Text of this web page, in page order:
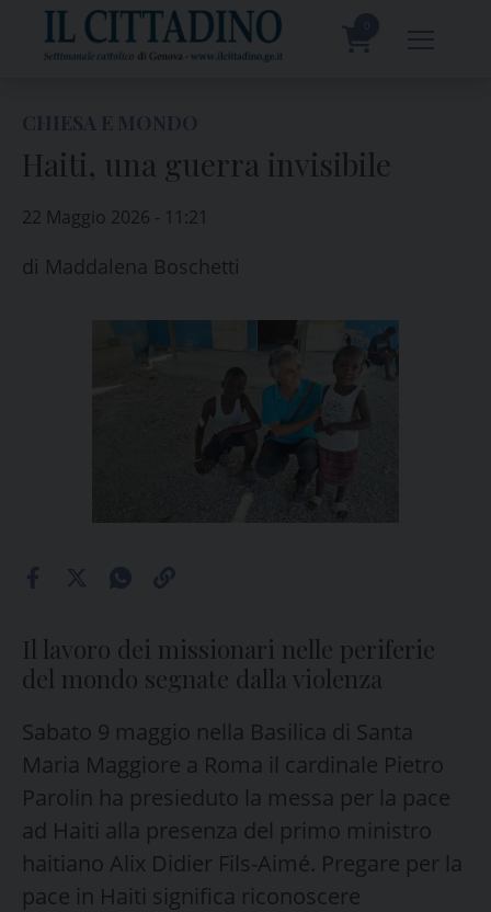
content
Haiti, una guerra invisibile
22 Maggio 2026 - 11:21
di Maddalena Boschetti
Il lavoro dei missionari nelle periferie
del mondo segnate dalla violenza
Sabato 9 maggio nella Basilica di Santa
Maria Maggiore a Roma il cardinale Pietro
Parolin ha presieduto la messa per la pace
ad Haiti alla presenza del primo ministro
haitiano Alix Didier Fils-Aimé. Pregare per la
pace in Haiti significa riconoscere